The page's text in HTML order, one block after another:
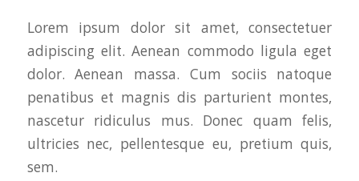
Lorem ipsum dolor sit amet, consectetuer
adipiscing elit. Aenean commodo ligula eget
dolor. Aenean massa. Cum sociis natoque
penatibus et magnis dis parturient montes,
nascetur ridiculus mus. Donec quam felis,
ultricies nec, pellentesque eu, pretium quis,
sem.